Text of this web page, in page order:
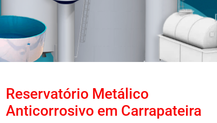
Reservatório Metálico
Anticorrosivo em Carrapateira